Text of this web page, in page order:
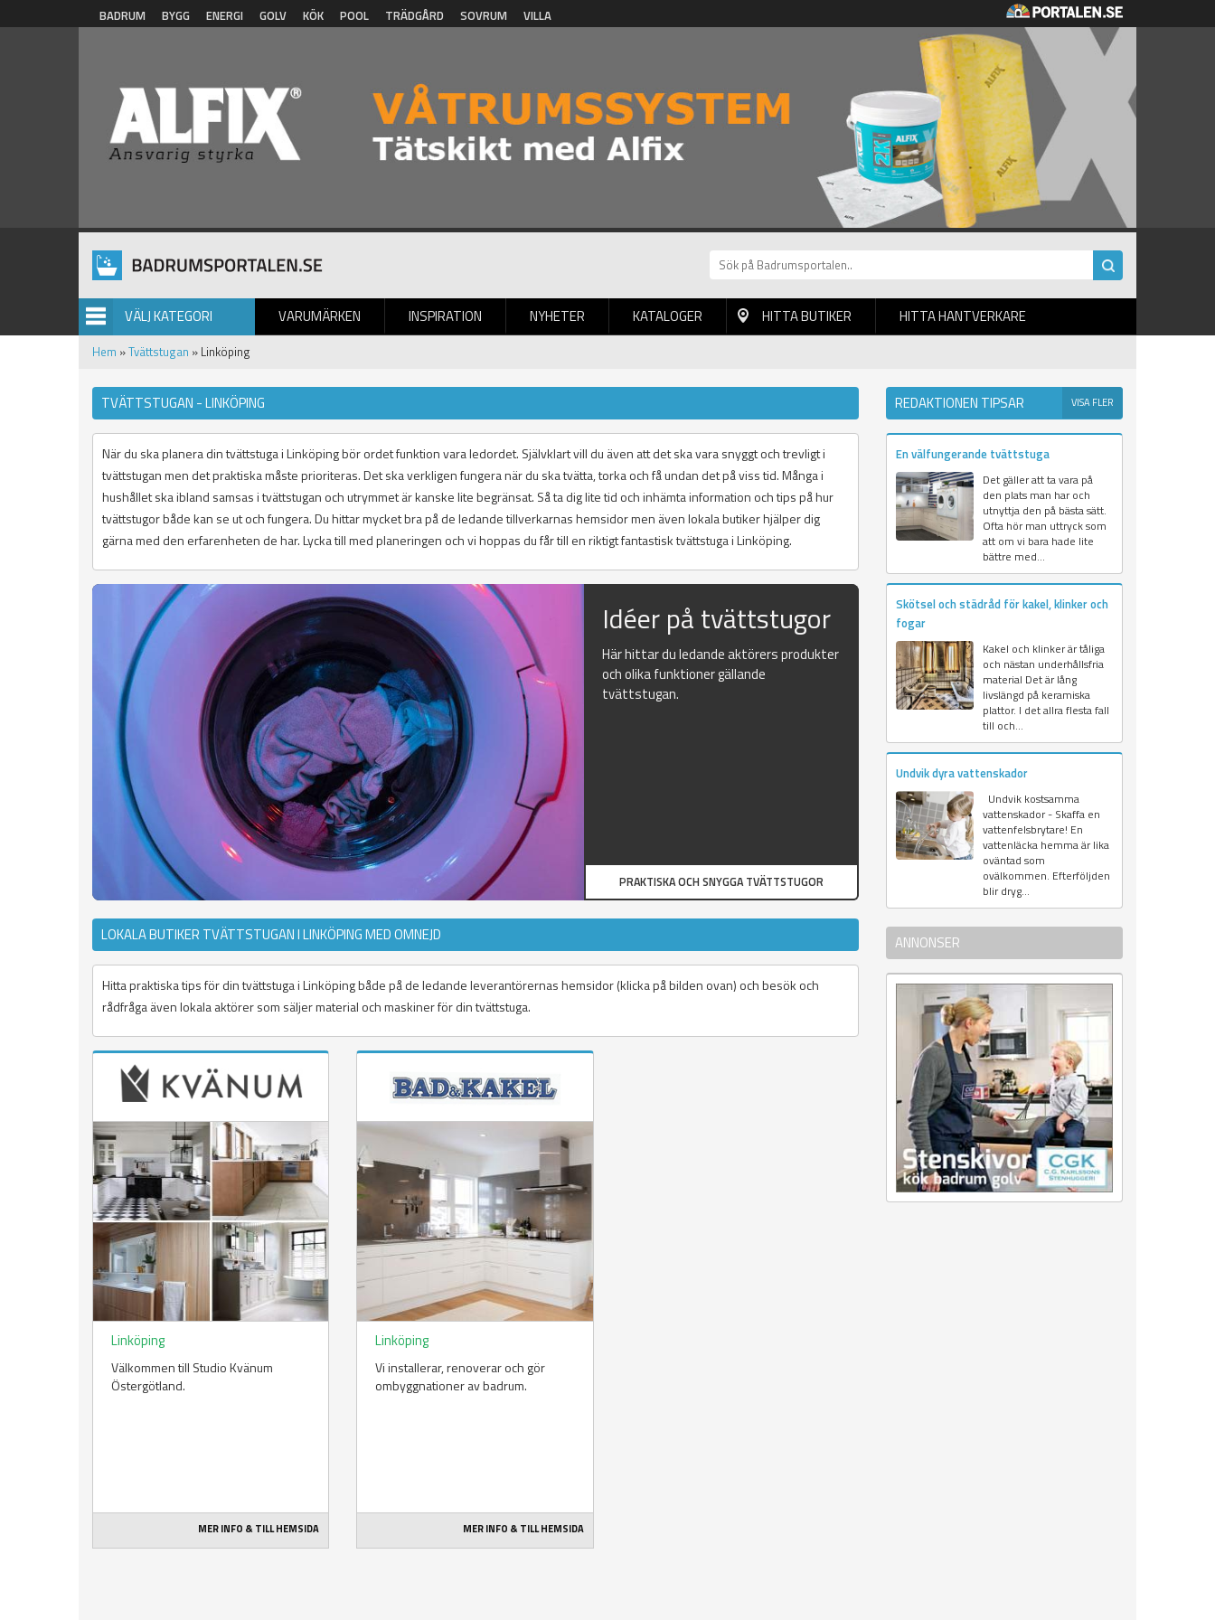
Hoppa till huvudinnehåll
BADRUM BYGG ENERGI GOLV KÖK POOL TRÄDGÅRD SOVRUM VILLA
VÄLJ KATEGORI VARUMÄRKEN INSPIRATION NYHETER
BILDGALLERI KATALOGER HITTA BUTIKER HITTA HANTVERKARE
Hem »Tvättstugan » Linköping
TVÄTTSTUGAN - LINKÖPING
När du ska planera din tvättstuga i Linköping bör ordet funktion vara ledordet. Självklart vill du även att det ska vara snyggt och trevligt i
tvättstugan men det praktiska måste prioriteras. Det ska verkligen fungera när du ska tvätta, torka och få undan det på viss tid. Många i
hushållet ska ibland samsas i tvättstugan och utrymmet är kanske lite begränsat. Så ta dig lite tid och inhämta information och tips på hur
tvättstugor både kan se ut och fungera. Du hittar mycket bra på de ledande tillverkarnas hemsidor men även lokala butiker hjälper dig
gärna med den erfarenheten de har. Lycka till med planeringen och vi hoppas du får till en riktigt fantastisk tvättstuga i Linköping.
Idéer på tvättstugor
Här hittar du ledande aktörers produkter
och olika funktioner gällande
tvättstugan.
PRAKTISKA OCH SNYGGA TVÄTTSTUGOR
LOKALA BUTIKER TVÄTTSTUGAN I LINKÖPING MED OMNEJD
Hitta praktiska tips för din tvättstuga i Linköping både på de ledande leverantörernas hemsidor (klicka på bilden ovan) och besök och
rådfråga även lokala aktörer som säljer material och maskiner för din tvättstuga.
Linköping
Välkommen till Studio Kvänum
Östergötland.
MER INFO & TILL HEMSIDA
Linköping
Vi installerar, renoverar och gör
ombyggnationer av badrum.
MER INFO & TILL HEMSIDA
REDAKTIONEN TIPSAR VISA FLER
En välfungerande tvättstuga
Det gäller att ta vara på
den plats man har och
utnyttja den på bästa sätt.
Ofta hör man uttryck som
att om vi bara hade lite
bättre med...
Skötsel och städråd för kakel, klinker och
fogar
Kakel och klinker är tåliga
och nästan underhållsfria
material Det är lång
livslängd på keramiska
plattor. I det allra flesta fall
till och...
Undvik dyra vattenskador
Undvik kostsamma
vattenskador - Skaffa en
vattenfelsbrytare! En
vattenläcka hemma är lika
oväntad som
ovälkommen. Efterföljden
blir dryg...
ANNONSER